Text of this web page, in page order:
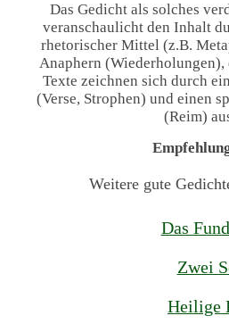
Das Gedicht als solches
veranschaulicht den Inhalt
rhetorischer Mittel (z.B.
Anaphern
Texte zeichnen sich durch
(Verse, Strophen) und einen
(Reim)
Weitere gute
Das
Zwei
Heilige